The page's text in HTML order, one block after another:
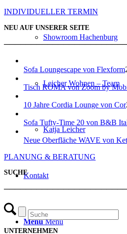
Showroom Hachenburg
Leicher Wohnen – Team
Katja Leicher
Kontakt
Menü Menü
INDIVIDUELLER TERMIN
NEU AUF UNSERER SEITE
Sofa Loungescape von Flexform
Tisch ROMA von Zoom by
10 Jahre Cordia Lounge von Cor
Sofa Tufty-Time 20 von B&B
Neue Oberfläche WAVE von
PLANUNG & BERATUNG
SUCHE
UNTERNEHMEN